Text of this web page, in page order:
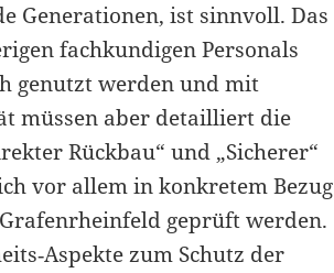
Generationen, ist sinnvoll. Das
fachkundigen Personals
genutzt werden und mit
müssen aber detailliert die
Rückbau“ und „Sicherer“
vor allem in konkretem Bezug
geprüft werden.
zum Schutz der